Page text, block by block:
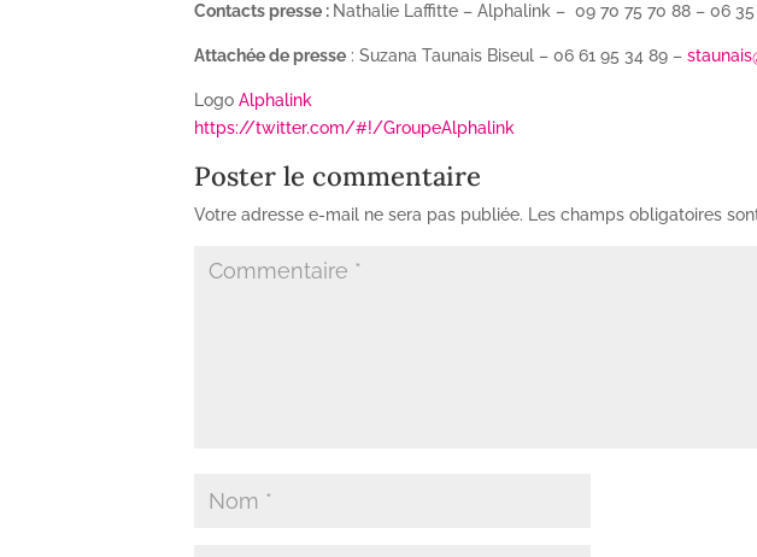
Contacts presse : Nathalie Laffitte – Alphalink – 09 70 75 70 88 – 06 35
Attachée de presse : Suzana Taunais Biseul – 06 61 95 34 89 –
LogoAlphalink
https://twitter.com/#!/GroupeAlphalink
Poster le commentaire
Votre adresse e-mail ne sera pas publiée. Les champs obligatoires